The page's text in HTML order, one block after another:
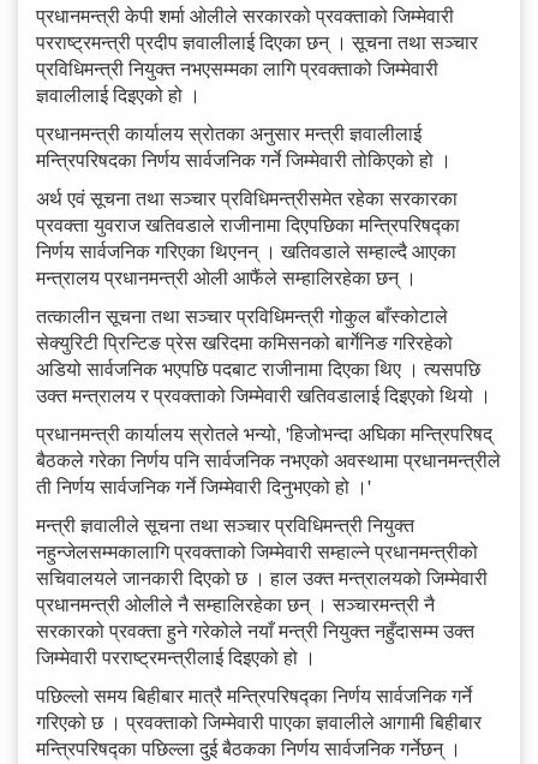
प्रधानमन्त्री केपी शर्मा ओलीले सरकारको प्रवक्ताको जिम्मेवारी
परराष्ट्रमन्त्री प्रदीप ज्ञवालीलाई दिएका छन् । सूचना तथा सञ्चार
प्रविधिमन्त्री नियुक्त नभएसम्मका लागि प्रवक्ताको जिम्मेवारी
ज्ञवालीलाई दिइएको हो ।
प्रधानमन्त्री कार्यालय स्रोतका अनुसार मन्त्री ज्ञवालीलाई
मन्त्रिपरिषदका निर्णय सार्वजनिक गर्ने जिम्मेवारी तोकिएको हो ।
अर्थ एवं सूचना तथा सञ्चार प्रविधिमन्त्रीसमेत रहेका सरकारका
प्रवक्ता युवराज खतिवडाले राजीनामा दिएपछिका मन्त्रिपरिषद्का
निर्णय सार्वजनिक गरिएका थिएनन् । खतिवडाले सम्हाल्दै आएका
मन्त्रालय प्रधानमन्त्री ओली आफैंले सम्हालिरहेका छन् ।
तत्कालीन सूचना तथा सञ्चार प्रविधिमन्त्री गोकुल बाँस्कोटाले
सेक्युरिटी प्रिन्टिङ प्रेस खरिदमा कमिसनको बार्गेनिङ गरिरहेको
अडियो सार्वजनिक भएपछि पदबाट राजीनामा दिएका थिए । त्यसपछि
उक्त मन्त्रालय र प्रवक्ताको जिम्मेवारी खतिवडालाई दिइएको थियो ।
प्रधानमन्त्री कार्यालय स्रोतले भन्यो, 'हिजोभन्दा अघिका मन्त्रिपरिषद्
बैठकले गरेका निर्णय पनि सार्वजनिक नभएको अवस्थामा प्रधानमन्त्रीले
ती निर्णय सार्वजनिक गर्ने जिम्मेवारी दिनुभएको हो ।'
मन्त्री ज्ञवालीले सूचना तथा सञ्चार प्रविधिमन्त्री नियुक्त
नहुन्जेलसम्मकालागि प्रवक्ताको जिम्मेवारी सम्हाल्ने प्रधानमन्त्रीको
सचिवालयले जानकारी दिएको छ । हाल उक्त मन्त्रालयको जिम्मेवारी
प्रधानमन्त्री ओलीले नै सम्हालिरहेका छन् । सञ्चारमन्त्री नै
सरकारको प्रवक्ता हुने गरेकोले नयाँ मन्त्री नियुक्त नहुँदासम्म उक्त
जिम्मेवारी परराष्ट्रमन्त्रीलाई दिइएको हो ।
पछिल्लो समय बिहीबार मात्रै मन्त्रिपरिषद्का निर्णय सार्वजनिक गर्ने
गरिएको छ । प्रवक्ताको जिम्मेवारी पाएका ज्ञवालीले आगामी बिहीबार
मन्त्रिपरिषद्का पछिल्ला दुई बैठकका निर्णय सार्वजनिक गर्नेछन् ।